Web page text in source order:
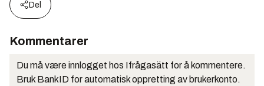
Del
Kommentarer
Du må være innlogget hos Ifrågasätt for å kommentere.
Bruk BankID for automatisk oppretting av brukerkonto.